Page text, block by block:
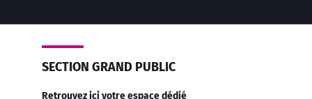
SECTION GRAND PUBLIC
Retrouvez ici votre espace dédié